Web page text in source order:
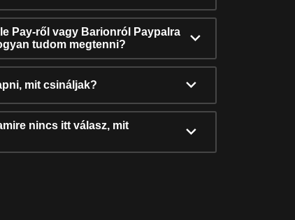
Pay-ről vagy Barionról Paypalra
tudom megtenni?
mit csináljak?
nincs itt válasz, mit